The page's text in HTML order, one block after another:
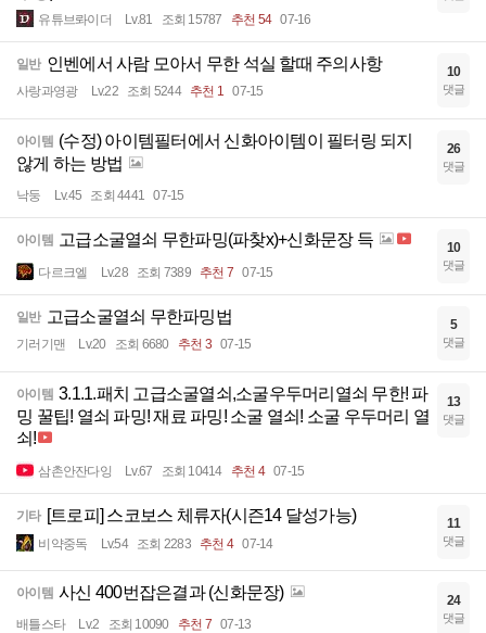
유튜브롸이더 Lv.81 조회 15787 추천 54 07-16
일반 인벤에서 사람 모아서 무한 석실 할때 주의사항
사랑과영광 Lv.22 조회 5244 추천 1 07-15
10
댓글
아이템 (수정) 아이템필터에서 신화아이템이 필터링 되지
않게 하는 방법
낙둥 Lv.45 조회 4441 07-15
26
댓글
아이템 고급소굴열쇠 무한파밍(파찾x)+신화문장 득
다르크엘 Lv.28 조회 7389 추천 7 07-15
10
댓글
일반 고급소굴열쇠 무한파밍법
기러기맨 Lv.20 조회 6680 추천 3 07-15
5
댓글
아이템 3.1.1.패치 고급소굴열쇠,소굴우두머리열쇠 무한! 파
밍 꿀팁! 열쇠 파밍! 재료 파밍! 소굴 열쇠! 소굴 우두머리 열
쇠!
삼촌안잔다잉 Lv.67 조회 10414 추천 4 07-15
13
댓글
기타 [트로피] 스코보스 체류자(시즌14 달성가능)
비약중독 Lv.54 조회 2283 추천 4 07-14
11
댓글
아이템 사신 400번잡은결과 (신화문장)
배틀스타 Lv.2 조회 10090 추천 7 07-13
24
댓글